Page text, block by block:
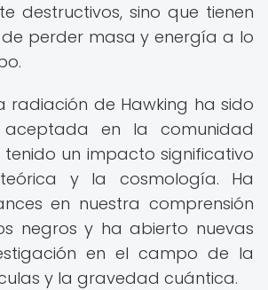
destructivos, sino que tienen
perder masa y energía a lo
radiación de Hawking ha sido
aceptada en la comunidad
un impacto significativo
y la cosmología. Ha
en nuestra comprensión
negros y ha abierto nuevas
en el campo de la
y la gravedad cuántica.